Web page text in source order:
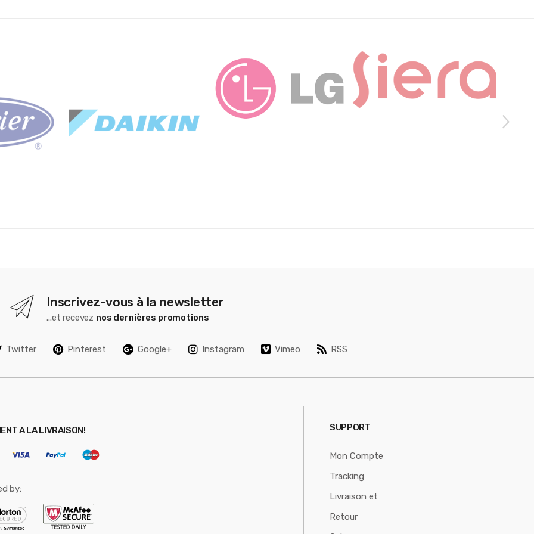
Inscrivez-vous à la newsletter
...et recevez nos dernières promotions
Twitter Pinterest Google+ Instagram Vimeo RSS
A LA LIVRAISON!
by:
SUPPORT
Mon Compte
Tracking
Livraison et
Retour